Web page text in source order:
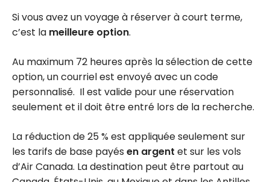
Si vous avez un voyage à réserver à court terme,
c’est la meilleure option.
Au maximum 72 heures après la sélection de cette
option, un courriel est envoyé avec un code
personnalisé. Il est valide pour une réservation
seulement et il doit être entré lors de la recherche.
La réduction de 25 % est appliquée seulement sur
les tarifs de base payés en argent et sur les vols
d’Air Canada. La destination peut être partout au